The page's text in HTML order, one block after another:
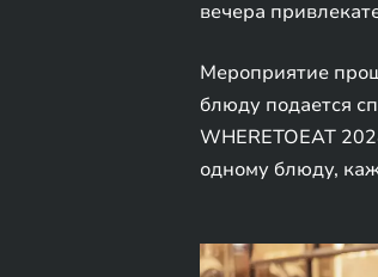
вечера
Мероприятие
блюду подается
WHERETOEAT
одному блюду,